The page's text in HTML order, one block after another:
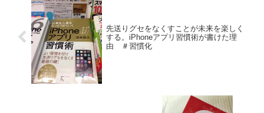
先送りグセをなくすことが未来を楽しく
する。iPhoneアプリ習慣術が書けた理
由 ＃習慣化